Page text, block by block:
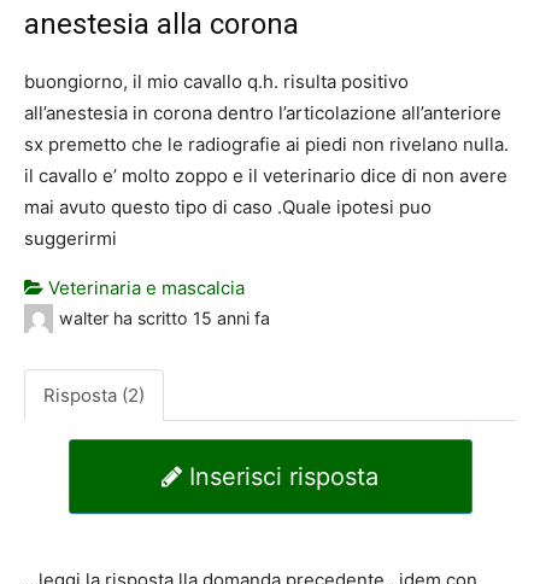
anestesia alla corona
buongiorno, il mio cavallo q.h. risulta positivo
all’anestesia in corona dentro l’articolazione all’anteriore
sx premetto che le radiografie ai piedi non rivelano nulla.
il cavallo e’ molto zoppo e il veterinario dice di non avere
mai avuto questo tipo di caso .Quale ipotesi puo
suggerirmi
Veterinaria e mascalcia
walter ha scritto 15 anni fa
Risposta (2)
Inserisci risposta